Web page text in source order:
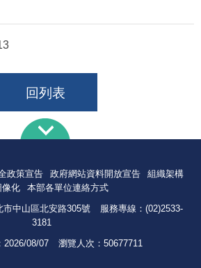
回列表
政策宣告 政府網站資料開放宣告
組織架構
像化
本部各單位連絡方式
中山區北安路305號
服務專線：(02)2533-
3181
2026/08/07 瀏覽人次： 50677711